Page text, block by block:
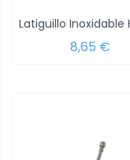
8,65 €